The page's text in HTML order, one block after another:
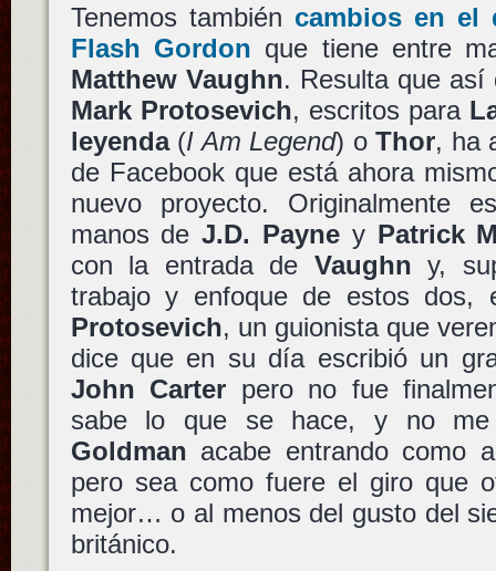
Tenemos también cambios en el
Flash Gordon que tiene entre
Matthew Vaughn. Resulta que así
Mark Protosevich, escritos para
leyenda(I Am Legend) oThor, ha
de Facebook que está ahora
nuevo proyecto. Originalmente
manos deJ.D. Payney Patrick
con la entrada de Vaughn y,
trabajo y enfoque de estos dos,
Protosevich, un guionista que
dice que en su día escribió un
John Carter pero no fue
sabe lo que se hace, y no
Goldman acabe entrando como
pero sea como fuere el giro que
mejor… o al menos del gusto del
británico.